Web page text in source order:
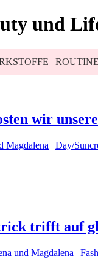
und
|
wir
Magdalena | Day/
trifft auf
und Magdalena |